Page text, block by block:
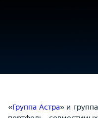
«Группа Астра» и